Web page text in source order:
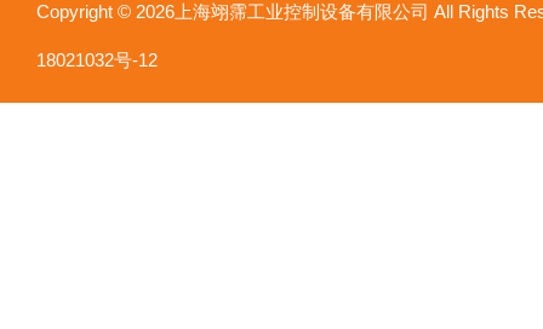
Copyright © 2026上海翊霈工业控制设备有限公司 All Rights
18021032号-12